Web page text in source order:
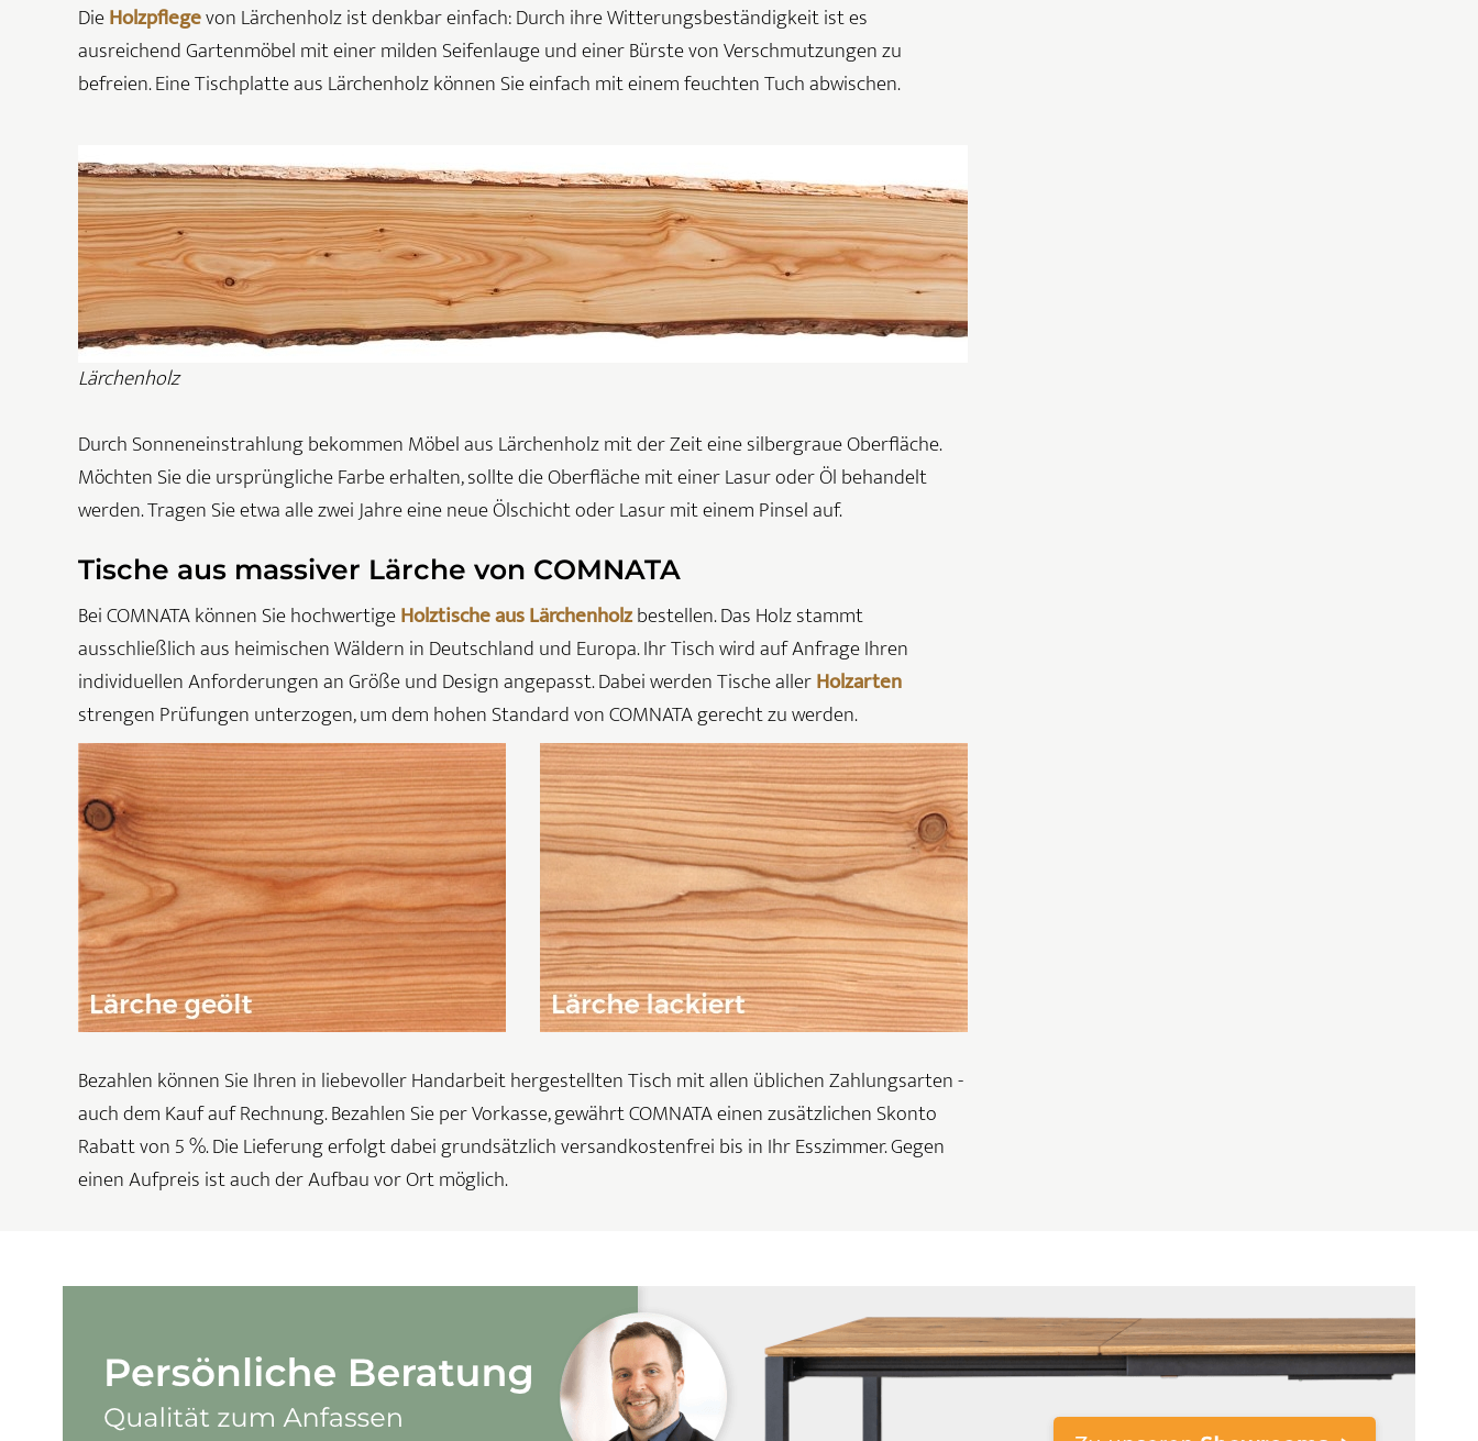
DieHolzpflegevon Lärchenholz ist denkbar einfach: Durch ihre Witterungsbeständigkeit ist es
ausreichend Gartenmöbel mit einer milden Seifenlauge und einer Bürste von Verschmutzungen zu
befreien. Eine Tischplatte aus Lärchenholz können Sie einfach mit einem feuchten Tuch abwischen.
Lärchenholz
Durch Sonneneinstrahlung bekommen Möbel aus Lärchenholz mit der Zeit eine silbergraue Oberfläche.
Möchten Sie die ursprüngliche Farbe erhalten, sollte die Oberfläche mit einer Lasur oder Öl behandelt
werden. Tragen Sie etwa alle zwei Jahre eine neue Ölschicht oder Lasur mit einem Pinsel auf.
Tische aus massiver Lärche von COMNATA
Bei COMNATA können Sie hochwertigeHolztische aus Lärchenholzbestellen. Das Holz stammt
ausschließlich aus heimischen Wäldern in Deutschland und Europa. Ihr Tisch wird auf Anfrage Ihren
individuellen Anforderungen an Größe und Design angepasst. Dabei werden Tische allerHolzarten
strengen Prüfungen unterzogen, um dem hohen Standard von COMNATA gerecht zu werden.
Bezahlen können Sie Ihren in liebevoller Handarbeit hergestellten Tisch mit allen üblichen Zahlungsarten -
auch dem Kauf auf Rechnung. Bezahlen Sie per Vorkasse, gewährt COMNATA einen zusätzlichen Skonto
Rabatt von 5 %. Die Lieferung erfolgt dabei grundsätzlich versandkostenfrei bis in Ihr Esszimmer. Gegen
einen Aufpreis ist auch der Aufbau vor Ort möglich.